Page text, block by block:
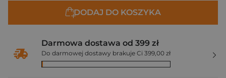
DODAJ DO KOSZYKA
Darmowa dostawa od 399 zł
Do darmowej dostawy brakuje Ci 399,00 zł